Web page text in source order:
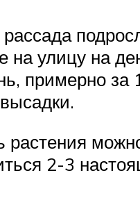
на улицу на
примерно за
растения
2-3